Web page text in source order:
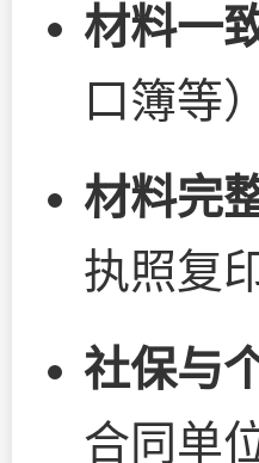
材料一
口簿等
材料完
执照复
社保与
合同单